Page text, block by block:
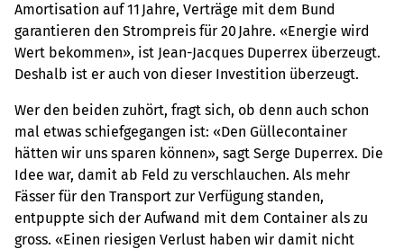
Amortisation auf 11 Jahre, Verträge mit dem Bund
garantieren den Strompreis für 20 Jahre. «Energie wird
Wert bekommen», ist Jean-Jacques Duperrex überzeugt.
Deshalb ist er auch von dieser Investition überzeugt.
Wer den beiden zuhört, fragt sich, ob denn auch schon
mal etwas schiefgegangen ist: «Den Güllecontainer
hätten wir uns sparen können», sagt Serge Duperrex. Die
Idee war, damit ab Feld zu verschlauchen. Als mehr
Fässer für den Transport zur Verfügung standen,
entpuppte sich der Aufwand mit dem Container als zu
gross. «Einen riesigen Verlust haben wir damit nicht